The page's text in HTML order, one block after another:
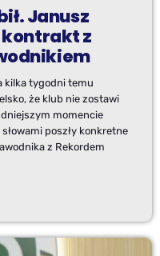
Janusz
kontrakt z
kilka tygodni temu
że klub nie zostawi
momencie
poszły konkretne
z Rekordem